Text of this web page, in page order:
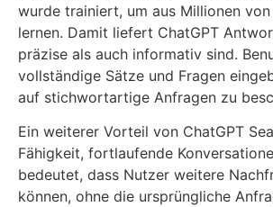
wurde trainiert, um aus Millionen
lernen. Damit liefert ChatGPT
präzise als auch informativ sind.
vollständige Sätze und Fragen
auf stichwortartige Anfragen zu
Ein weiterer Vorteil von ChatGPT
Fähigkeit, fortlaufende
bedeutet, dass Nutzer weitere
können, ohne die ursprüngliche